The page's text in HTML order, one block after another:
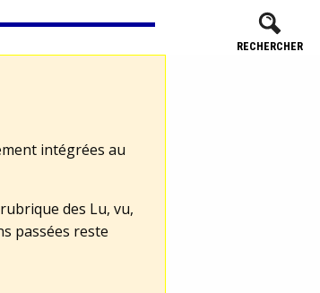
RECHERCHER
intégrées au
des Lu, vu,
passées reste